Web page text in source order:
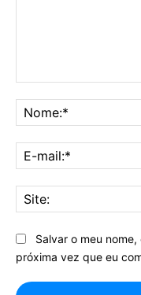
Salvar o meu
próxima vez que eu